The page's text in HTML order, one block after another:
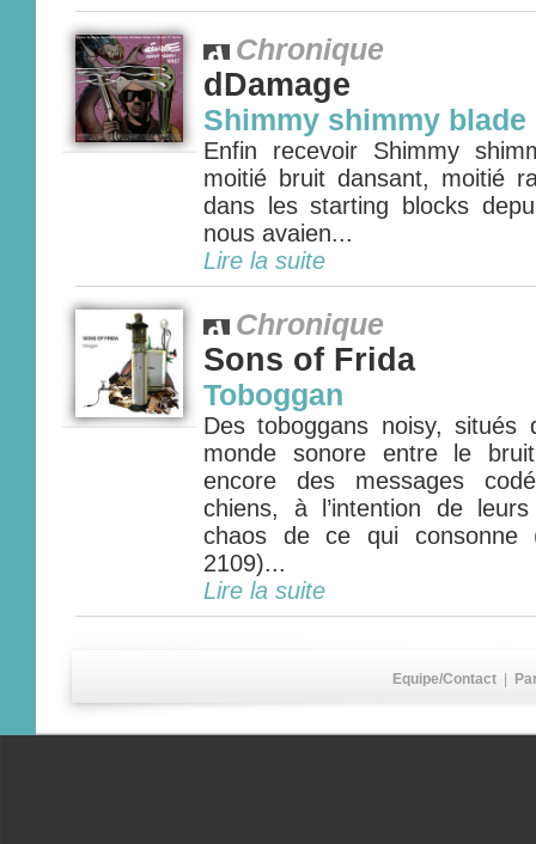
Chronique
dDamage
Shimmy shimmy blade
Enfin recevoir Shimmy
moitié bruit dansant, moitié
dans les starting blocks
nous avaien...
Lire la suite
Chronique
Sons of Frida
Toboggan
Des toboggans noisy, situés
monde sonore entre le
encore des messages
chiens, à l’intention de
chaos de ce qui consonne
2109)...
Lire la suite
Equipe/Contact